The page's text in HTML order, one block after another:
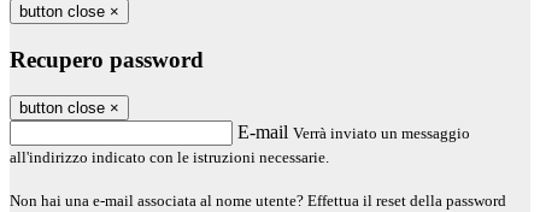
button close ×
Recupero password
button close ×
E-mail Verrà inviato un messaggio
all'indirizzo indicato con le istruzioni necessarie.
Non hai una e-mail associata al nome utente? Effettua il reset della password